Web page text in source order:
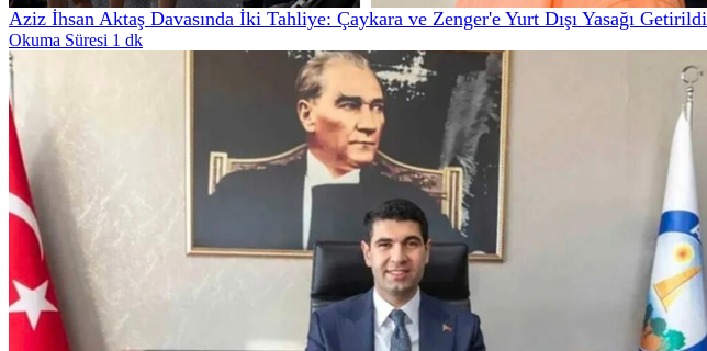
Aziz İhsan Aktaş Davasında İki Tahliye: Çaykara ve Zenger'e Yurt Dışı Yasağı Getirildi
Okuma Süresi 1 dk